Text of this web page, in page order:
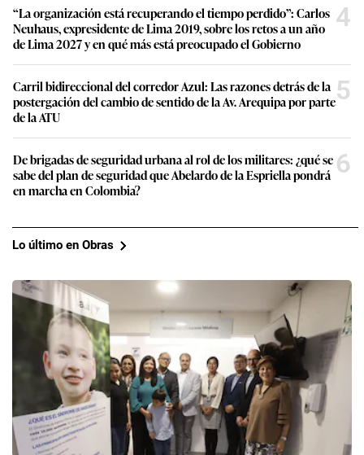
“La organización está recuperando el tiempo perdido”: Carlos
Neuhaus, expresidente de Lima 2019, sobre los retos a un año
de Lima 2027 y en qué más está preocupado el Gobierno
4
Carril bidireccional del corredor Azul: Las razones detrás de la
postergación del cambio de sentido de la Av. Arequipa por parte
de la ATU
5
De brigadas de seguridad urbana al rol de los militares: ¿qué se
sabe del plan de seguridad que Abelardo de la Espriella pondrá
en marcha en Colombia?
6
Lo último en Obras